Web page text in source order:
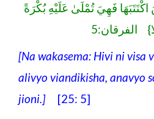
اكْتَتَبَهَا فَهِيَ تُمْلَىٰ عَلَيْهِ بُكْرَةً
[Na wakasema: Hivi ni visa
alivyo viandikisha, anavyo
jioni.][25: 5]